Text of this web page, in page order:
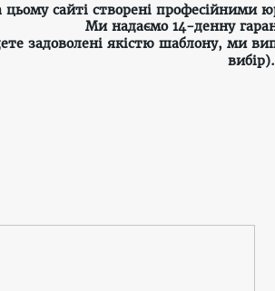
сайті створені професійними
Ми надаємо 14-денну
задоволені якістю шаблону, ми
вибір).